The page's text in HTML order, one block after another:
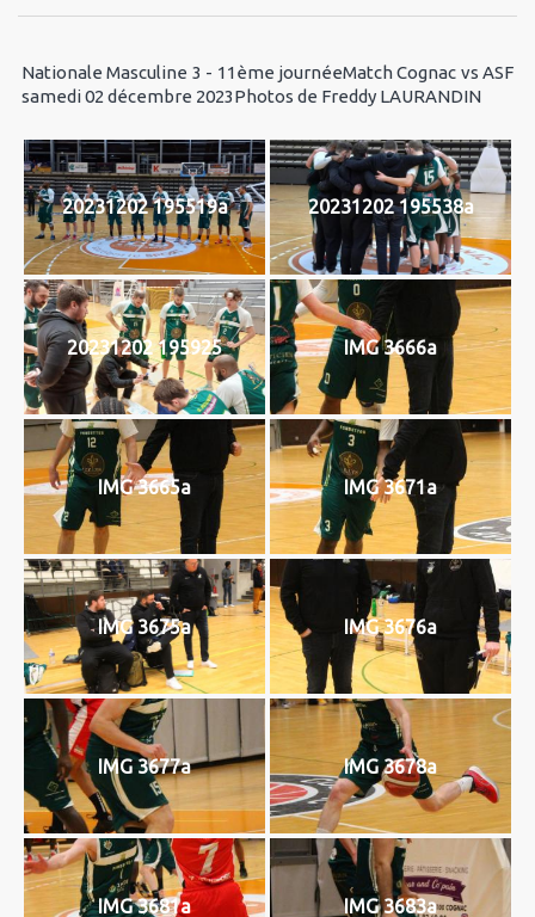
Nationale Masculine 3 - 11ème journéeMatch Cognac vs ASF
samedi 02 décembre 2023Photos de Freddy LAURANDIN
20231202 195519a 20231202 195538a
20231202 195925 IMG 3666a
IMG 3665a IMG 3671a
IMG 3675a IMG 3676a
IMG 3677a IMG 3678a
IMG 3681a IMG 3683a